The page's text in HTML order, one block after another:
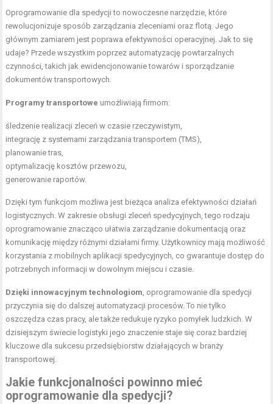
Oprogramowanie dla spedycji to nowoczesne narzędzie, które
rewolucjonizuje sposób zarządzania zleceniami oraz flotą. Jego
głównym zamiarem jest poprawa efektywności operacyjnej. Jak to się
udaje? Przede wszystkim poprzez automatyzację powtarzalnych
czynności, takich jak ewidencjonowanie towarów i sporządzanie
dokumentów transportowych.
Programy transportowe umożliwiają firmom:
śledzenie realizacji zleceń w czasie rzeczywistym,
integrację z systemami zarządzania transportem (TMS),
planowanie tras,
optymalizację kosztów przewozu,
generowanie raportów.
Dzięki tym funkcjom możliwa jest bieżąca analiza efektywności działań
logistycznych. W zakresie obsługi zleceń spedycyjnych, tego rodzaju
oprogramowanie znacząco ułatwia zarządzanie dokumentacją oraz
komunikację między różnymi działami firmy. Użytkownicy mają możliwość
korzystania z mobilnych aplikacji spedycyjnych, co gwarantuje dostęp do
potrzebnych informacji w dowolnym miejscu i czasie.
Dzięki innowacyjnym technologiom, oprogramowanie dla spedycji
przyczynia się do dalszej automatyzacji procesów. To nie tylko
oszczędza czas pracy, ale także redukuje ryzyko pomyłek ludzkich. W
dzisiejszym świecie logistyki jego znaczenie staje się coraz bardziej
kluczowe dla sukcesu przedsiębiorstw działających w branży
transportowej.
Jakie funkcjonalności powinno mieć
oprogramowanie dla spedycji?